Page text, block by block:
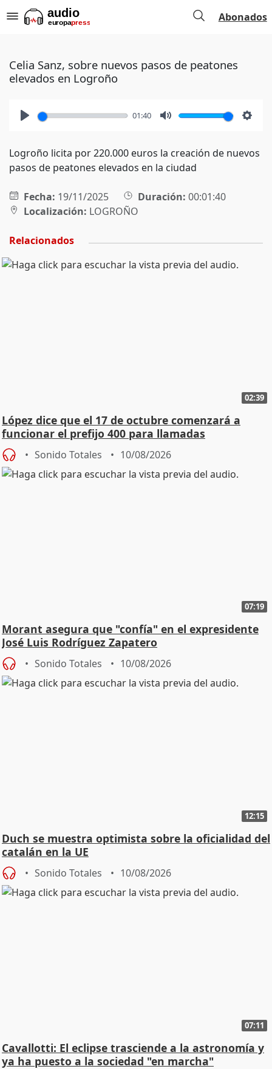
Abonados
Celia Sanz, sobre nuevos pasos de peatones
elevados en Logroño
01:40
Logroño licita por 220.000 euros la creación de nuevos
pasos de peatones elevados en la ciudad
Fecha: 19/11/2025 Duración: 00:01:40
Localización: LOGROÑO
Relacionados
02:39
López dice que el 17 de octubre comenzará a
funcionar el prefijo 400 para llamadas
comerciales
Sonido Totales 10/08/2026
07:19
Morant asegura que "confía" en el expresidente
José Luis Rodríguez Zapatero
Sonido Totales 10/08/2026
12:15
Duch se muestra optimista sobre la oficialidad del
catalán en la UE
Sonido Totales 10/08/2026
07:11
Cavallotti: El eclipse trasciende a la astronomía y
ya ha puesto a la sociedad "en marcha"